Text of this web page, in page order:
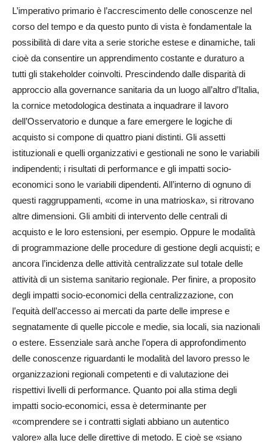
L’imperativo primario è l’accrescimento delle conoscenze nel
corso del tempo e da questo punto di vista è fondamentale la
possibilità di dare vita a serie storiche estese e dinamiche, tali
cioè da consentire un apprendimento costante e duraturo a
tutti gli stakeholder coinvolti. Prescindendo dalle disparità di
approccio alla governance sanitaria da un luogo all’altro d’Italia,
la cornice metodologica destinata a inquadrare il lavoro
dell’Osservatorio e dunque a fare emergere le logiche di
acquisto si compone di quattro piani distinti. Gli assetti
istituzionali e quelli organizzativi e gestionali ne sono le variabili
indipendenti; i risultati di performance e gli impatti socio-
economici sono le variabili dipendenti. All’interno di ognuno di
questi raggruppamenti, «come in una matrioska», si ritrovano
altre dimensioni. Gli ambiti di intervento delle centrali di
acquisto e le loro estensioni, per esempio. Oppure le modalità
di programmazione delle procedure di gestione degli acquisti; e
ancora l’incidenza delle attività centralizzate sul totale delle
attività di un sistema sanitario regionale. Per finire, a proposito
degli impatti socio-economici della centralizzazione, con
l’equità dell’accesso ai mercati da parte delle imprese e
segnatamente di quelle piccole e medie, sia locali, sia nazionali
o estere. Essenziale sarà anche l’opera di approfondimento
delle conoscenze riguardanti le modalità del lavoro presso le
organizzazioni regionali competenti e di valutazione dei
rispettivi livelli di performance. Quanto poi alla stima degli
impatti socio-economici, essa è determinante per
«comprendere se i contratti siglati abbiano un autentico
valore» alla luce delle direttive di metodo. E cioè se «siano